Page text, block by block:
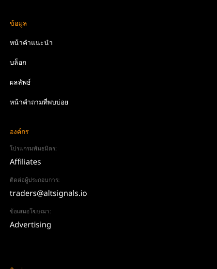
ข้อมูล
หน้าคำแนะนำ
บล็อก
ผลลัพธ์
หน้าคำถามที่พบบ่อย
องค์กร
โปรแกรมพันธมิตร:
Affiliates
ติดต่อผู้ประกอบการ:
traders@altsignals.io
ข้อเสนอโฆษณา:
Advertising